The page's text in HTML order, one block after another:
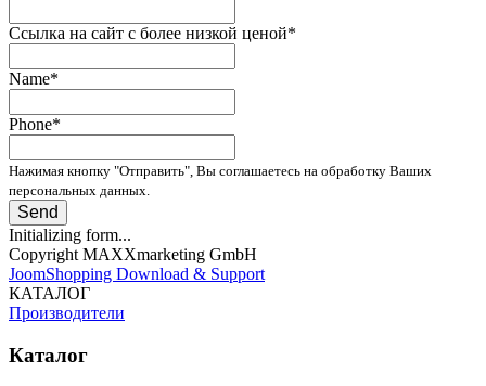
Ссылка на сайт с более низкой ценой*
Name*
Phone*
Нажимая кнопку "Отправить", Вы соглашаетесь на обработку Ваших
персональных данных.
Send
Initializing form...
Copyright MAXXmarketing GmbH
JoomShopping Download & Support
КАТАЛОГ
Производители
Каталог